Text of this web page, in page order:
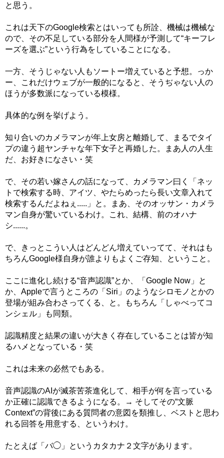
と思う。
これは天下のGoogle検索とはいっても所詮、機械は機械な
ので、その不足している部分を人間様が予測して“キーフレ
ーズを選ぶ”という行為をしていることになる。
一方、そうじゃない人もソートー増えていると予想。っか
ー、これだけウェブが一般的になると、そうぢゃない人の
ほうが多数派になっている模様。
具体的な例を挙げよう。
知り合いのカメラマンが年上女房と離婚して、まるでタイ
プの違う超ヤンチャな年下女子と再婚した。まあ人の人生
だ、お好きになさい・笑
で、その若い嫁さんの話になって、カメラマン曰く「ネッ
トで検索する時、アイツ、やたらめったら長い文章入れて
検索するんだよねぇ.....」と。まあ、そのオッサン・カメラ
マン自身が驚いているわけ。これ、結構、前のオハナ
シ......。
で、きっとこうい人はどんどん増えていってて、それはも
ちろんGoogle様自身が誰よりもよくご存知、ということ。
ここに進化し続ける“音声認識”とか、「Google Now」と
か、Appleで言うところの「Siri」のようなシロモノとかの
登場が組み合わさってくる、と。もちろん「しゃべってコ
ンシェル」も同類。
認識精度と結果の違いが大きく存在していることは皆が知
るハメとなっている・笑
これは未来の必然でもある。
音声認識のAIが滅茶苦茶進化して、相手が何を言っている
か正確に認識できるようになる。→ そしてその“文脈
Context”の背後にある質問者の意図を類推し、ベストと思わ
れる回答を用意する、というわけ。
たとえば「バ◯」というカタカナ２文字があります。